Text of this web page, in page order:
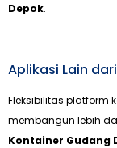
Depok.
Aplikasi Lain
Fleksibilitas platform
membangun lebih
Kontainer Gudang